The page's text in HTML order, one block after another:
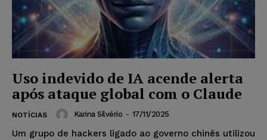
Uso indevido de IA acende alerta
após ataque global com o Claude
NOTÍCIAS Karina Silvério - 17/11/2025
Um grupo de hackers ligado ao governo chinês utilizou